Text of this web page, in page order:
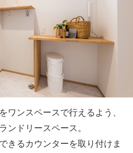
ワンスペースで行えるよう、
ンドリースペース。
きるカウンターを取り付けま